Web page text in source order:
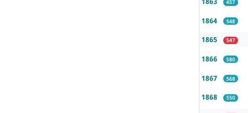
457
1864 548
1865 547
1866 580
1867 568
1868 550